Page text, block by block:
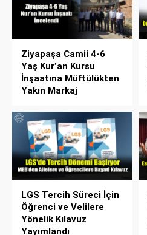
Ziyapaşa Camii 4-6
Yaş Kur’an Kursu
İnşaatına Müftülükten
Yakın Markaj
LGS Tercih Süreci İçin
Öğrenci ve Velilere
Yönelik Kılavuz
Yayımlandı